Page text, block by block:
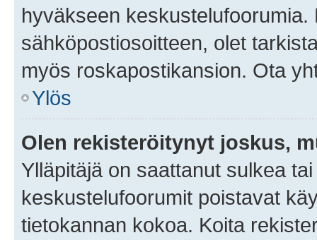
hyväkseen
sähköpostiosoitteen, olet
myös roskapostikansion. Ota
Ylös
Olen rekisteröitynyt joskus,
Ylläpitäjä on saattanut sulkea
keskustelufoorumit poistavat
tietokannan kokoa. Koita